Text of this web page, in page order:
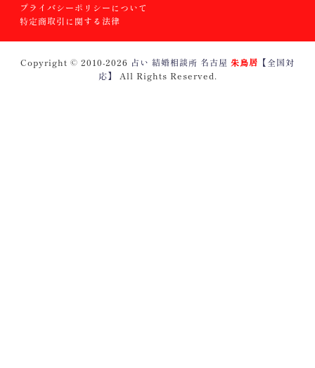
プライバシーポリシーについて
特定商取引に関する法律
Copyright © 2010-2026 占い 結婚相談所 名古屋 朱鳥居 【全国対
応】
All Rights Reserved.